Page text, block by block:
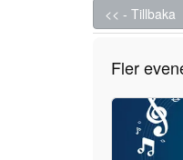
<< - Tillbaka
Fler